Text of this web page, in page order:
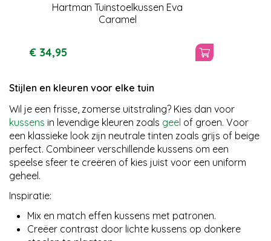
Hartman Tuinstoelkussen Eva
Caramel
€ 34,95
Stijlen en kleuren voor elke tuin
Wil je een frisse, zomerse uitstraling? Kies dan voor
kussens in levendige kleuren zoals geel of groen. Voor
een klassieke look zijn neutrale tinten zoals grijs of beige
perfect. Combineer verschillende kussens om een
speelse sfeer te creëren of kies juist voor een uniform
geheel.
Inspiratie:
Mix en match effen kussens met patronen.
Creëer contrast door lichte kussens op donkere